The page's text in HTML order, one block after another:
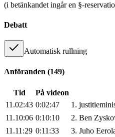
(i betänkandet ingår en §-
Debatt
Automatisk rullning
Anföranden (149)
Tid På videon
11.02:43 0:02:47 1.
11.10:06 0:10:10 2. Ben
11.11:29 0:11:33 3. Juho